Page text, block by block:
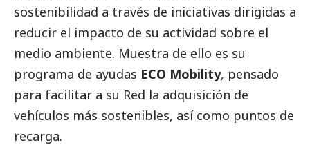
sostenibilidad a través de iniciativas dirigidas a
reducir el impacto de su actividad sobre el
medio ambiente. Muestra de ello es su
programa de ayudas ECO Mobility, pensado
para facilitar a su Red la adquisición de
vehículos más sostenibles, así como puntos de
recarga.